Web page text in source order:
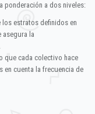
ponderación a dos niveles:
los estratos definidos en
asegura la
que cada colectivo hace
en cuenta la frecuencia de